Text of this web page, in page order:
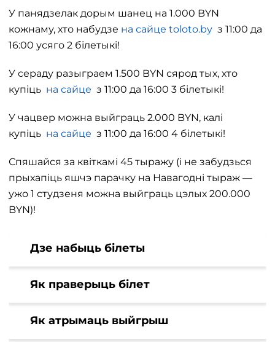
У панядзелак дорым шанец на 1.000 BYN
кожнаму, хто набудзе на сайце toloto.by з 11:00 да
16:00 усяго 2 білетыкі!
У сераду разыграем 1.500 BYN сярод тых, хто
купіць на сайце з 11:00 да 16:00 3 білетыкі!
У чацвер можна выйграць 2.000 BYN, калі
купіць на сайце з 11:00 да 16:00 4 білетыкі!
Спяшайся за квіткамі 45 тыражу (і не забудзься
прыхапіць яшчэ парачку на Навагодні тыраж —
ужо 1 студзеня можна выйграць цэлых 200.000
BYN)!
Дзе набыць білеты
Як праверыць білет
Як атрымаць выйгрыш